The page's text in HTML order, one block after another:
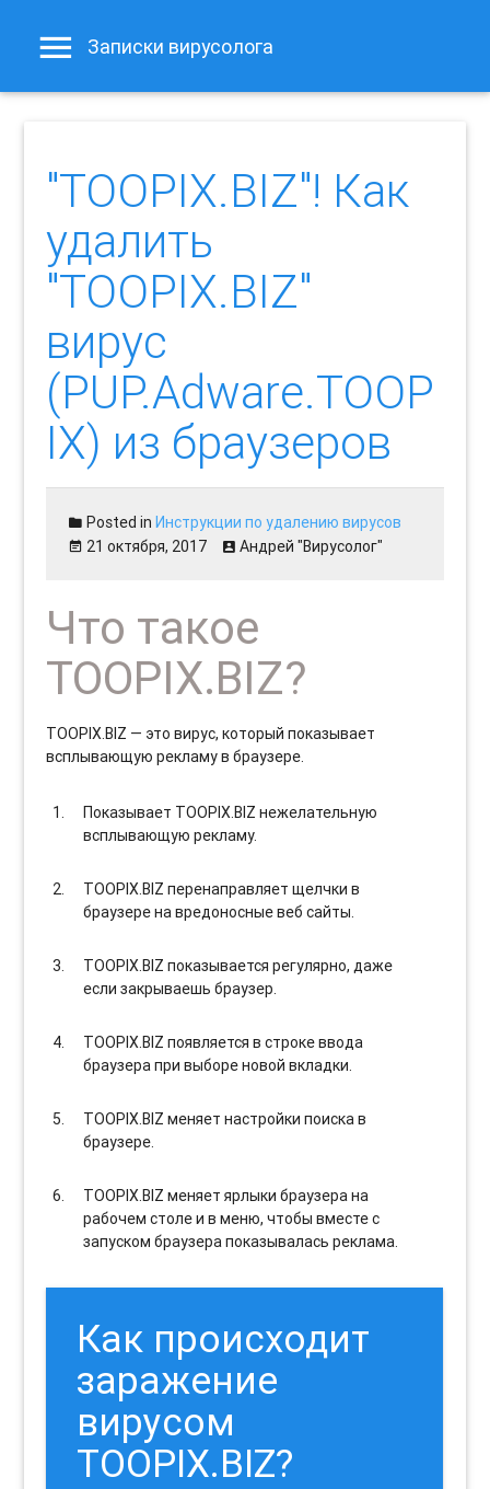
Записки вирусолога
"TOOPIX.BIZ"! Как
удалить
"TOOPIX.BIZ"
вирус
(PUP.Adware.TOOP
IX) из браузеров
Posted inИнструкции по удалению вирусов
21 октября, 2017
Андрей "Вирусолог"
Что такое
TOOPIX.BIZ?
TOOPIX.BIZ — это вирус, который показывает
всплывающую рекламу в браузере.
Показывает TOOPIX.BIZ нежелательную
всплывающую рекламу.
TOOPIX.BIZ перенаправляет щелчки в
браузере на вредоносные веб сайты.
TOOPIX.BIZ показывается регулярно, даже
если закрываешь браузер.
TOOPIX.BIZ появляется в строке ввода
браузера при выборе новой вкладки.
TOOPIX.BIZ меняет настройки поиска в
браузере.
TOOPIX.BIZ меняет ярлыки браузера на
рабочем столе и в меню, чтобы вместе с
запуском браузера показывалась реклама.
Как происходит
заражение
вирусом
TOOPIX.BIZ?